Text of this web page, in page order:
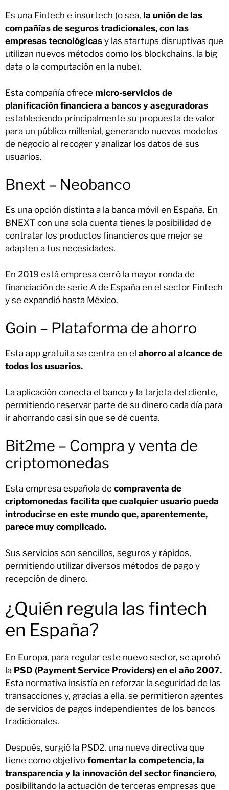
Es una Fintech e insurtech (o sea, la unión de las
compañías de seguros tradicionales, con las
empresas tecnológicas y las startups disruptivas que
utilizan nuevos métodos como los blockchains, la big
data o la computación en la nube).
Esta compañía ofrece micro-servicios de
planificación financiera a bancos y aseguradoras
estableciendo principalmente su propuesta de valor
para un público millenial, generando nuevos modelos
de negocio al recoger y analizar los datos de sus
usuarios.
Bnext – Neobanco
Es una opción distinta a la banca móvil en España. En
BNEXT con una sola cuenta tienes la posibilidad de
contratar los productos financieros que mejor se
adapten a tus necesidades.
En 2019 está empresa cerró la mayor ronda de
financiación de serie A de España en el sector Fintech
y se expandió hasta México.
Goin – Plataforma de ahorro
Esta app gratuita se centra en el ahorro al alcance de
todos los usuarios.
La aplicación conecta el banco y la tarjeta del cliente,
permitiendo reservar parte de su dinero cada día para
ir ahorrando casi sin que se dé cuenta.
Bit2me – Compra y venta de
criptomonedas
Esta empresa española de compraventa de
criptomonedas facilita que cualquier usuario pueda
introducirse en este mundo que, aparentemente,
parece muy complicado.
Sus servicios son sencillos, seguros y rápidos,
permitiendo utilizar diversos métodos de pago y
recepción de dinero.
¿Quién regula las fintech
en España?
En Europa, para regular este nuevo sector, se aprobó
la PSD (Payment Service Providers) en el año 2007.
Esta normativa insistía en reforzar la seguridad de las
transacciones y, gracias a ella, se permitieron agentes
de servicios de pagos independientes de los bancos
tradicionales.
Después, surgió la PSD2, una nueva directiva que
tiene como objetivo fomentar la competencia, la
transparencia y la innovación del sector financiero,
posibilitando la actuación de terceras empresas que